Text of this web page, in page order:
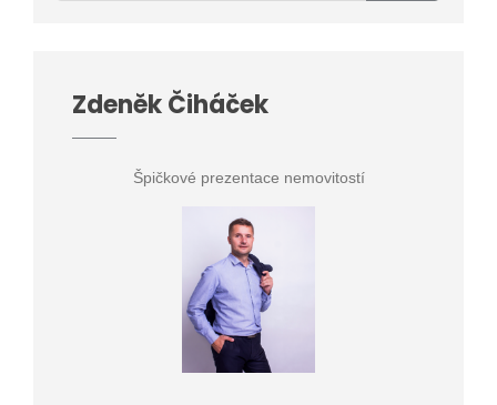
Zdeněk Čiháček
Špičkové prezentace nemovitostí